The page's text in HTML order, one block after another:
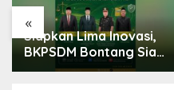
«
Dukung Keberlanjutan
Swasembada Pangan,
Pupuk Indonesia